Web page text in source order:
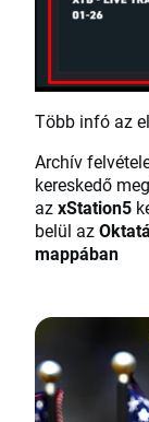
Több infó az
Archív
kereskedő
azxStation5
belül az
mappában